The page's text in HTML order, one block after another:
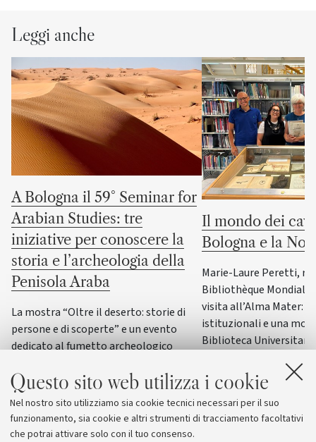
Questo sito web utilizza i cookie
Nel nostro sito utilizziamo sia cookie tecnici necessari per il suo
funzionamento, sia cookie e altri strumenti di tracciamento facoltativi
che potrai attivare solo con il tuo consenso.
Leggi anche
A Bologna il 59° Seminar for
Arabian Studies: tre
iniziative per conoscere la
storia e l’archeologia della
Penisola Araba
La mostra “Oltre il deserto: storie di
persone e di scoperte” e un evento
dedicato al fumetto archeologico
convegno internazionale di
archeologia e storia della Penisola
Araba
Il mondo dei
Bologna e la
Marie-Laure Peretti,
Bibliothèque Mondiale
visita all’Alma Mater:
istituzionali e una
Biblioteca
Italia